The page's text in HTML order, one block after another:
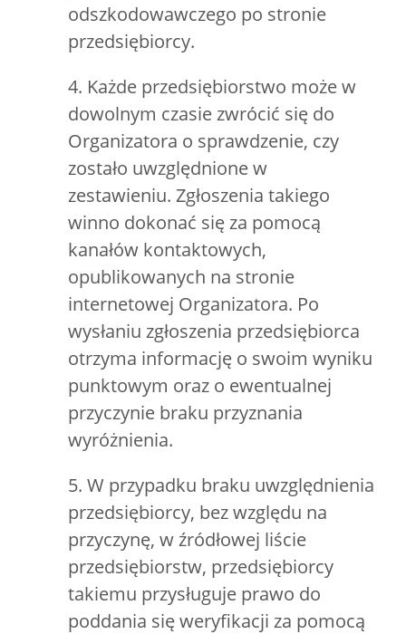
odszkodowawczego po stronie
przedsiębiorcy.
4. Każde przedsiębiorstwo może w
dowolnym czasie zwrócić się do
Organizatora o sprawdzenie, czy
zostało uwzględnione w
zestawieniu. Zgłoszenia takiego
winno dokonać się za pomocą
kanałów kontaktowych,
opublikowanych na stronie
internetowej Organizatora. Po
wysłaniu zgłoszenia przedsiębiorca
otrzyma informację o swoim wyniku
punktowym oraz o ewentualnej
przyczynie braku przyznania
wyróżnienia.
5. W przypadku braku uwzględnienia
przedsiębiorcy, bez względu na
przyczynę, w źródłowej liście
przedsiębiorstw, przedsiębiorcy
takiemu przysługuje prawo do
poddania się weryfikacji za pomocą